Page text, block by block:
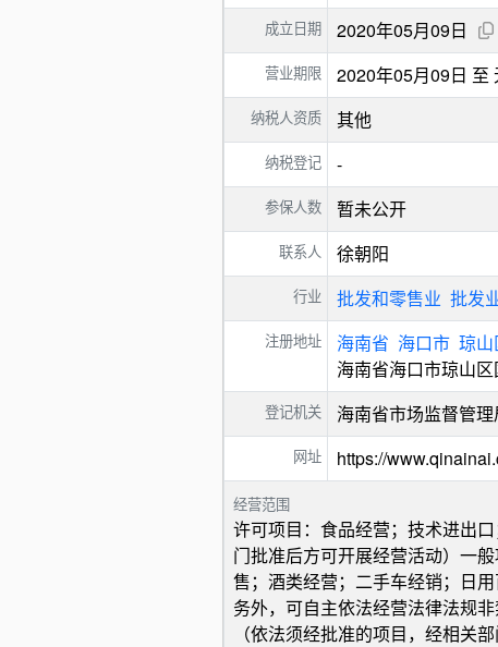
成立日期 2020年05月09日
营业期限 2020年05月09日 至
纳税人资质 其他
纳税登记 -
参保人数 暂未公开
联系人 徐朝阳
行业 批发和零售业 批发
注册地址 海南省 海口市 琼山
海南省海口市琼山
登记机关 海南省市场监督管理
网址 https://
经营范围
许可项目：食品经营；技术进出
门批准后方可开展经营活动）一
售；酒类经营；二手车经销；日
务外，可自主依法经营法律法规
（依法须经批准的项目，经相关